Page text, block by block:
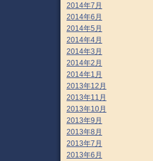
2014年7月
2014年6月
2014年5月
2014年4月
2014年3月
2014年2月
2014年1月
2013年12月
2013年11月
2013年10月
2013年9月
2013年8月
2013年7月
2013年6月